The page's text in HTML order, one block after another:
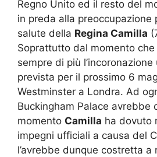
Regno Unito ed il resto del
in preda alla preoccupazione
salute della Regina Camilla
Soprattutto dal momento che
sempre di più
prevista per il prossimo 6
Westminster a Londra. Ad
Buckingham Palace avrebbe
momento Camilla ha dovuto
impegni ufficiali a causa del
l’avrebbe dunque costretta a